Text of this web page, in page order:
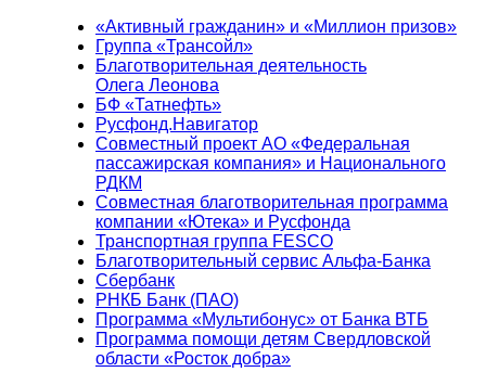
«Активный гражданин» и «Миллион призов»
Группа «Трансойл»
Благотворительная деятельность
Олега Леонова
БФ «Татнефть»
Русфонд.Навигатор
Совместный проект АО «Федеральная
пассажирская компания» и Национального
РДКМ
Совместная благотворительная программа
компании «Ютека» и Русфонда
Транспортная группа FESCO
Благотворительный сервис Альфа-Банка
Сбербанк
РНКБ Банк (ПАО)
Программа «Мультибонус» от Банка ВТБ
Программа помощи детям Свердловской
области «Росток добра»